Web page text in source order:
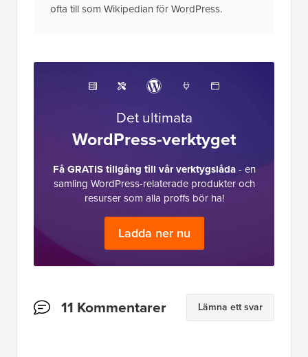
ofta till som Wikipedian för WordPress.
Det ultimata
WordPress-verktyget
Få GRATIS tillgång till vår verktygslåda- en
samling WordPress-relaterade produkter och
resurser som alla proffs bör ha!
Ladda ner nu
Läsarnas11 Kommentarer Lämna ett svar